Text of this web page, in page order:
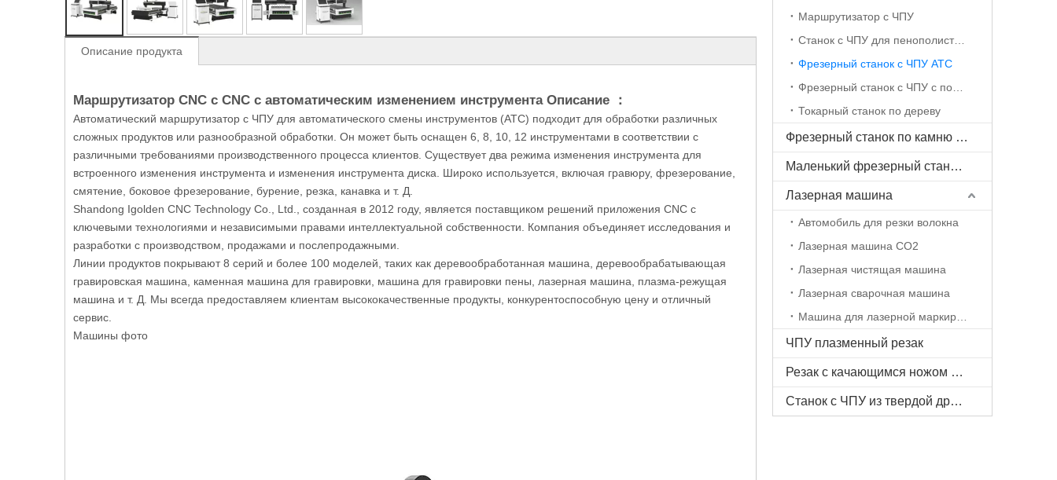
Описание продукта
Маршрутизатор CNC с CNC с автоматическим изменением инструмента Описание ：
Автоматический маршрутизатор с ЧПУ для автоматического смены инструментов (ATC) подходит для обработки различных
сложных продуктов или разнообразной обработки. Он может быть оснащен 6, 8, 10, 12 инструментами в соответствии с
различными требованиями производственного процесса клиентов. Существует два режима изменения инструмента для
встроенного изменения инструмента и изменения инструмента диска. Широко используется, включая гравюру, фрезерование,
смятение, боковое фрезерование, бурение, резка, канавка и т. Д.
Shandong Igolden CNC Technology Co., Ltd., созданная в 2012 году, является поставщиком решений приложения CNC с
ключевыми технологиями и независимыми правами интеллектуальной собственности. Компания объединяет исследования и
разработки с производством, продажами и послепродажными.
Линии продуктов покрывают 8 серий и более 100 моделей, таких как деревообработанная машина, деревообрабатывающая
гравировская машина, каменная машина для гравировки, машина для гравировки пены, лазерная машина, плазма-режущая
машина и т. Д. Мы всегда предоставляем клиентам высококачественные продукты, конкурентоспособную цену и отличный
сервис.
Машины фото
Маршрутизатор с ЧПУ
Станок с ЧПУ для пенополистирола
Фрезерный станок с ЧПУ ATC
Токарный станок по дереву
Фрезерный станок по камню с ЧПУ
Маленький фрезерный станок с ЧПУ
Лазерная машина
Автомобиль для резки волокна
Лазерная машина CO2
Лазерная чистящая машина
Лазерная сварочная машина
ЧПУ плазменный резак
Резак с качающимся ножом с ЧПУ
Станок с ЧПУ из твердой древесины